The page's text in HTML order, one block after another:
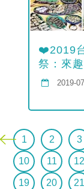
❤️2019
祭：來
2019-
1 2 3
10 11 12
19 20 21